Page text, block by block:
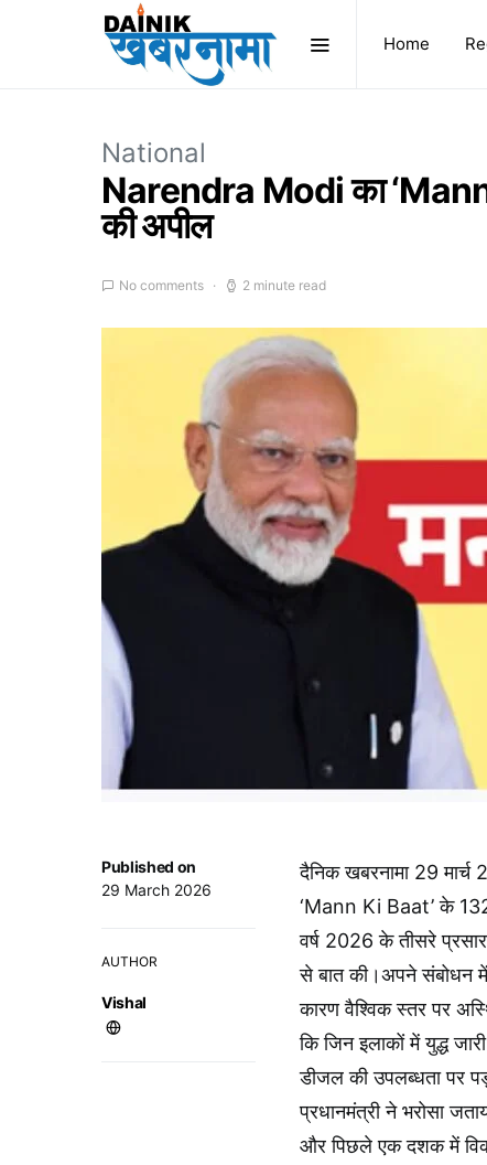
Home
National
Narendra Modi का ‘Mann
की अपील
No comments 2 minute read
Published on
29 March 2026
AUTHOR
Vishal
दैनिक खबरनामा 29
‘Mann Ki Baat’ के
वर्ष 2026 के तीसरे
से बात की।अपने संबोधन
कारण वैश्विक स्तर पर
कि जिन इलाकों में युद्ध
डीजल की उपलब्धता पर
प्रधानमंत्री ने भरोसा
और पिछले एक दशक में